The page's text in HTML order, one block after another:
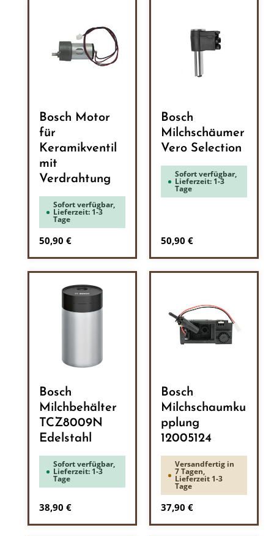
Bosch Motor
für
Keramikventil
mit
Verdrahtung
Sofort verfügbar,
Lieferzeit: 1-3
Tage
Regulärer Preis:
50,90 €
Bosch
Milchschäumer
Vero Selection
Sofort verfügbar,
Lieferzeit: 1-3
Tage
Regulärer Preis:
50,90 €
Bosch
Milchbehälter
TCZ8009N
Edelstahl
Sofort verfügbar,
Lieferzeit: 1-3
Tage
Regulärer Preis:
38,90 €
Bosch
Milchschaumku
pplung
12005124
Versandfertig in
7 Tagen,
Lieferzeit 1-3
Tage
Regulärer Preis:
37,90 €